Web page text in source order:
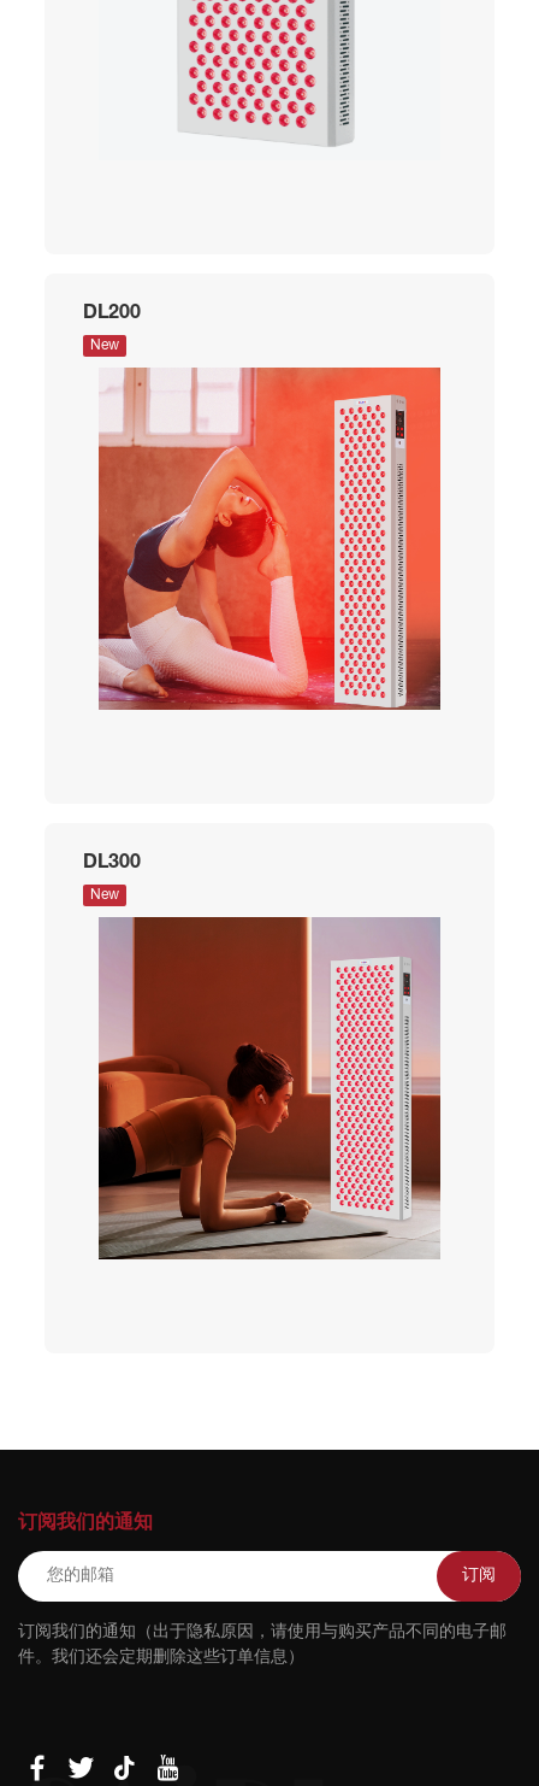
DL200
New
DL300
New
订阅我们的通知
订阅
订阅我们的通知（出于隐私原因，请使用与购买产品不同的电子邮
件。我们还会定期删除这些订单信息）